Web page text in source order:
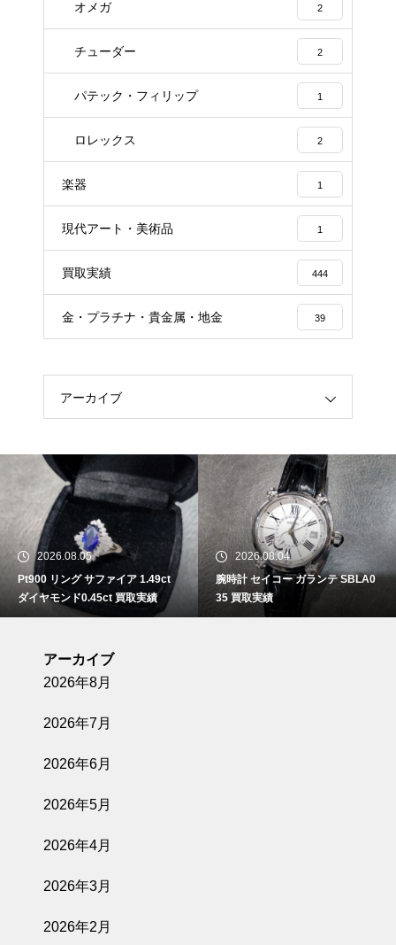
オメガ 2
チューダー 2
パテック・フィリップ 1
ロレックス 2
楽器 1
現代アート・美術品 1
買取実績 444
金・プラチナ・貴金属・地金 39
アーカイブ
2026.08.05
Pt900 リング サファイア 1.49ct
ダイヤモンド0.45ct 買取実績
2026.08.04
腕時計 セイコー ガランテ SBLA0
35 買取実績
アーカイブ
2026年8月
2026年7月
2026年6月
2026年5月
2026年4月
2026年3月
2026年2月